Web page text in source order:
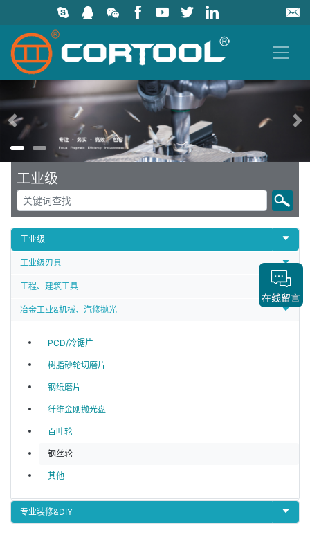
上一页
工业级
工业级
工业级刃具
工程、建筑工具
冶金工业&机械、汽修抛光
PCD/冷锯片
树脂砂轮切磨片
钢纸磨片
纤维金刚抛光盘
百叶轮
钢丝轮
其他
专业装修&DIY